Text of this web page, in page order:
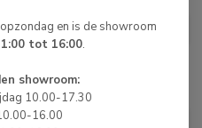
€21,65
x 18,00
en is de showroom
tot 16:00.
showroom:
10.00-17.30
16.00